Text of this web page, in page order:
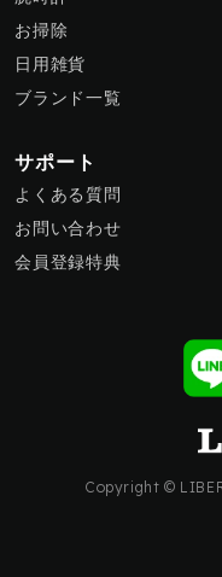
お掃除
日用雑貨
ブランド一覧
サポート
よくある質問
お問い合わせ
会員登録特典
Copyright ©